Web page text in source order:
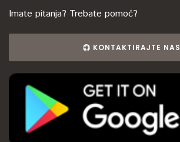
Imate pitanja? Trebate pomoć?
KONTAKTIRAJTE NAS